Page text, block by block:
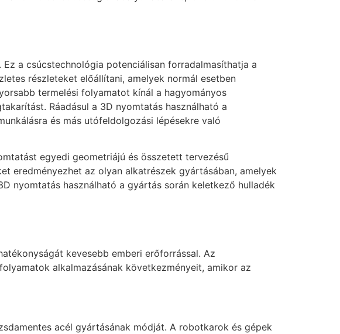
a csúcstechnológia potenciálisan forradalmasíthatja a
részleteket előállítani, amelyek normál esetben
termelési folyamatot kínál a hagyományos
Ráadásul a 3D nyomtatás használható a
és más utófeldolgozási lépésekre való
egyedi geometriájú és összetett tervezésű
eredményezhet az olyan alkatrészek gyártásában, amelyek
nyomtatás használható a gyártás során keletkező hulladék
kevesebb emberi erőforrással. Az
alkalmazásának következményeit, amikor az
acél gyártásának módját. A robotkarok és gépek